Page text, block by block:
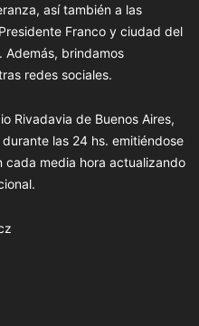
así también a las
Franco y ciudad del
Además, brindamos
redes sociales.
Rivadavia de Buenos Aires,
las 24 hs. emitiéndose
cada media hora actualizando